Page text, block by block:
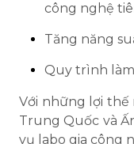
công nghệ
Tăng năng
Quy trình
Với những lợi thế
Trung Quốc và
vụ labo gia công